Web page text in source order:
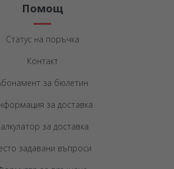
Помощ
Статус на поръчка
Контакт
за бюлетин
за доставка
за доставка
задавани въпроси